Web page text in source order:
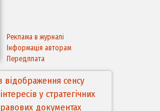
Реклама в журналі
Інформація авторам
Передплата
відображення сенсу
у стратегічних
документах